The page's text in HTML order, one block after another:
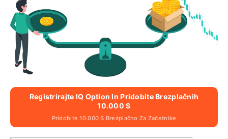
Registrirajte IQ Option In Pridobite Brezplačnih
10.000 $
Pridobite 10.000 $ Brezplačno Za Začetnike